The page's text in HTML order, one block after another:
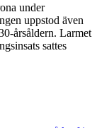
under
uppstod även
årsåldern. Larmet
sattes